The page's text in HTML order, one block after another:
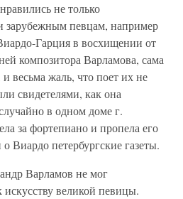
не только
зарубежным певцам, например
Гарция в восхищении от
композитора Варламова, сама
весьма жаль, что поет их не
свидетелями, как она
в одном доме г.
за фортепиано и пропела его
Виардо петербургские газеты.
Варламов не мог
великой певицы.